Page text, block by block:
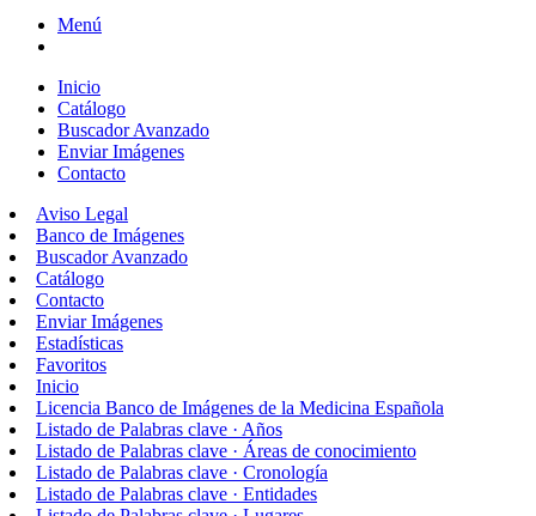
Menú
Inicio
Catálogo
Buscador Avanzado
Enviar Imágenes
Contacto
Aviso Legal
Banco de Imágenes
Buscador Avanzado
Catálogo
Contacto
Enviar Imágenes
Estadísticas
Favoritos
Inicio
Licencia Banco de Imágenes de la Medicina Española
Listado de Palabras clave · Años
Listado de Palabras clave · Áreas de conocimiento
Listado de Palabras clave · Cronología
Listado de Palabras clave · Entidades